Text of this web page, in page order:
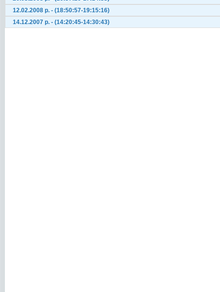
12.02.2008 р. - (18:50:57-19:15:16)
14.12.2007 р. - (14:20:45-14:30:43)